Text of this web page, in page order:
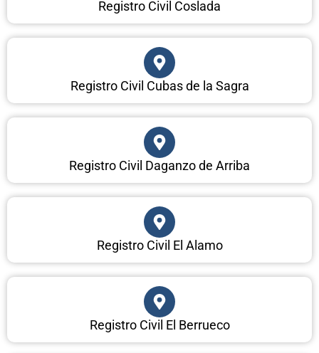
Registro Civil Coslada
Registro Civil Cubas de la Sagra
Registro Civil Daganzo de Arriba
Registro Civil El Alamo
Registro Civil El Berrueco